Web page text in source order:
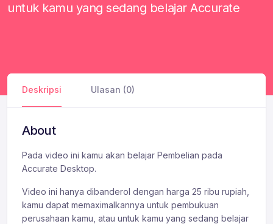
untuk kamu yang sedang belajar Accurate
Deskripsi Ulasan (0)
About
Pada video ini kamu akan belajar Pembelian pada
Accurate Desktop.
Video ini hanya dibanderol dengan harga 25 ribu rupiah,
kamu dapat memaximalkannya untuk pembukuan
perusahaan kamu, atau untuk kamu yang sedang belajar